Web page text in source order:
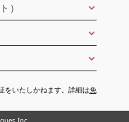
）
をいたしかねます。詳細は免